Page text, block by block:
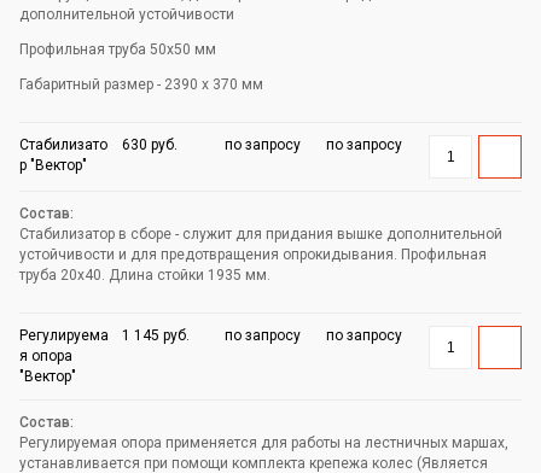
дополнительной устойчивости
Профильная труба 50х50 мм
Габаритный размер - 2390 х 370 мм
Стабилизато
р "Вектор"
Стабилизатор в сборе - служит для придания вышке дополнительной
устойчивости и для предотвращения опрокидывания. Профильная
труба 20х40. Длина стойки 1935 мм.
630 руб. по запросу по запросу
Регулируема
я опора
"Вектор"
Регулируемая опора применяется для работы на лестничных маршах,
устанавливается при помощи комплекта крепежа колес (Является
1 145 руб. по запросу по запросу